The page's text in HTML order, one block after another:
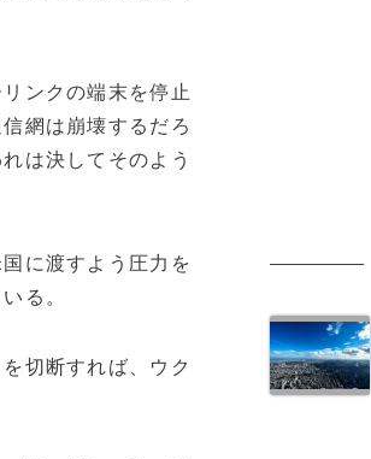
ンクの端末を停止
網は崩壊するだろ
は決してそのよう
に渡すよう圧力を
る。
切断すれば、ウク